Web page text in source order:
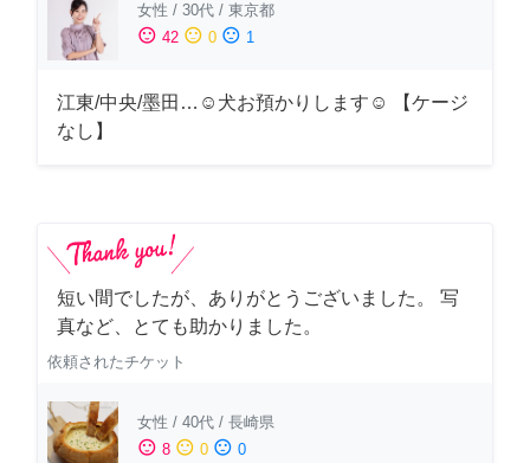
女性 / 30代 / 東京都
sentiment_satisfied 42 sentiment_neutral 0 sentiment_dissatisfied 1
江東/中央/墨田…☺︎犬お預かりします☺︎ 【ケージ
なし】
短い間でしたが、ありがとうございました。 写
真など、とても助かりました。
依頼されたチケット
女性 / 40代 / 長崎県
sentiment_satisfied 8 sentiment_neutral 0 sentiment_dissatisfied 0